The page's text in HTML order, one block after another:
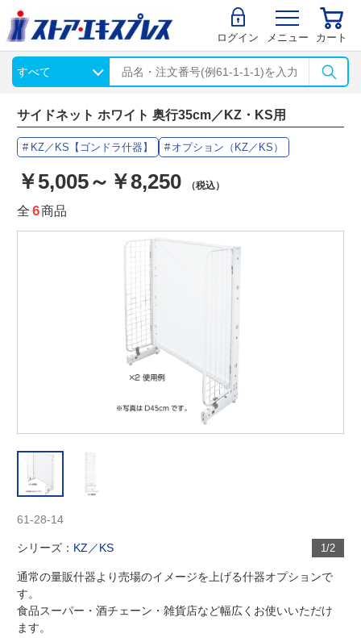
ログイン メニュー カート
サイドネット ホワイト 奥行35cm／KZ・KS用
KZ／KS【ゴンドラ什器】 オプション（KZ／KS）
￥5,005～￥8,250 （税込）
全 6商品
1/2
61-28-14
シリーズ： KZ／KS
通常の量販什器より売場のイメージを上げる什器オプションで
す。
食品スーパー・酒チェーン・雑貨店など幅広くお使いいただけ
ます。